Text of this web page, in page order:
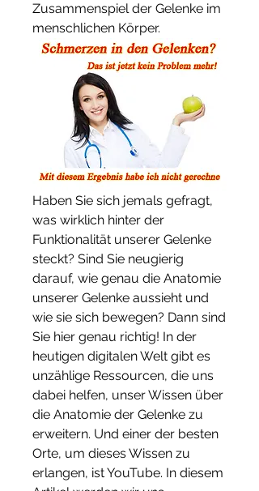
Zusammenspiel der Gelenke im
menschlichen Körper.
Haben Sie sich jemals gefragt,
was wirklich hinter der
Funktionalität unserer Gelenke
steckt? Sind Sie neugierig
darauf, wie genau die Anatomie
unserer Gelenke aussieht und
wie sie sich bewegen? Dann sind
Sie hier genau richtig! In der
heutigen digitalen Welt gibt es
unzählige Ressourcen, die uns
dabei helfen, unser Wissen über
die Anatomie der Gelenke zu
erweitern. Und einer der besten
Orte, um dieses Wissen zu
erlangen, ist YouTube. In diesem